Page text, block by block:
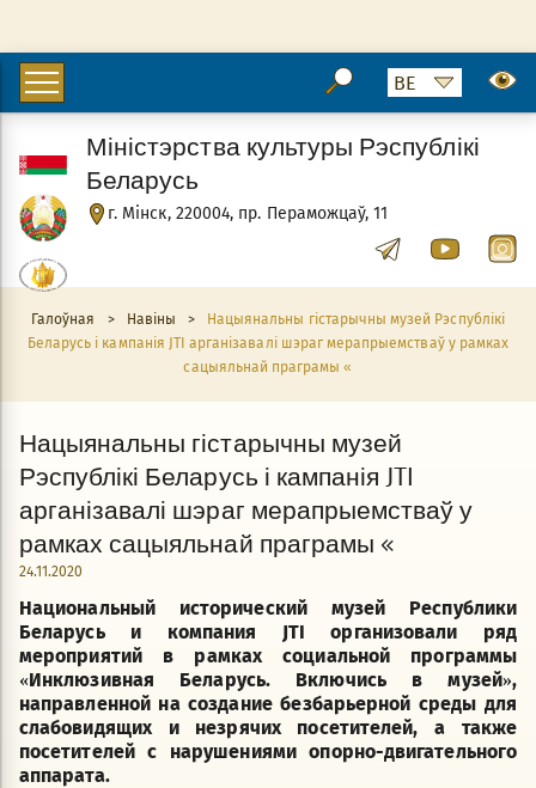
г. Мінск, 220004, пр. Пераможцаў, 11
Міністэрства культуры Рэспублікі
Беларусь
Галоўная > Навіны >
Нацыянальны гістарычны музей Рэспублікі
Беларусь і кампанія JTI арганізавалі шэраг мерапрыемстваў у рамках
сацыяльнай праграмы «
Нацыянальны гістарычны музей
Рэспублікі Беларусь і кампанія JTI
арганізавалі шэраг мерапрыемстваў у
рамках сацыяльнай праграмы «
24.11.2020
Национальный исторический музей Республики
Беларусь и компания JTI организовали ряд
мероприятий в рамках социальной программы
«Инклюзивная Беларусь. Включись в музей»,
направленной на создание безбарьерной среды для
слабовидящих и незрячих посетителей, а также
посетителей с нарушениями опорно-двигательного
аппарата.